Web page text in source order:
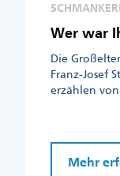
Wer war
Die
Franz-Josef
erzählen
Mehr